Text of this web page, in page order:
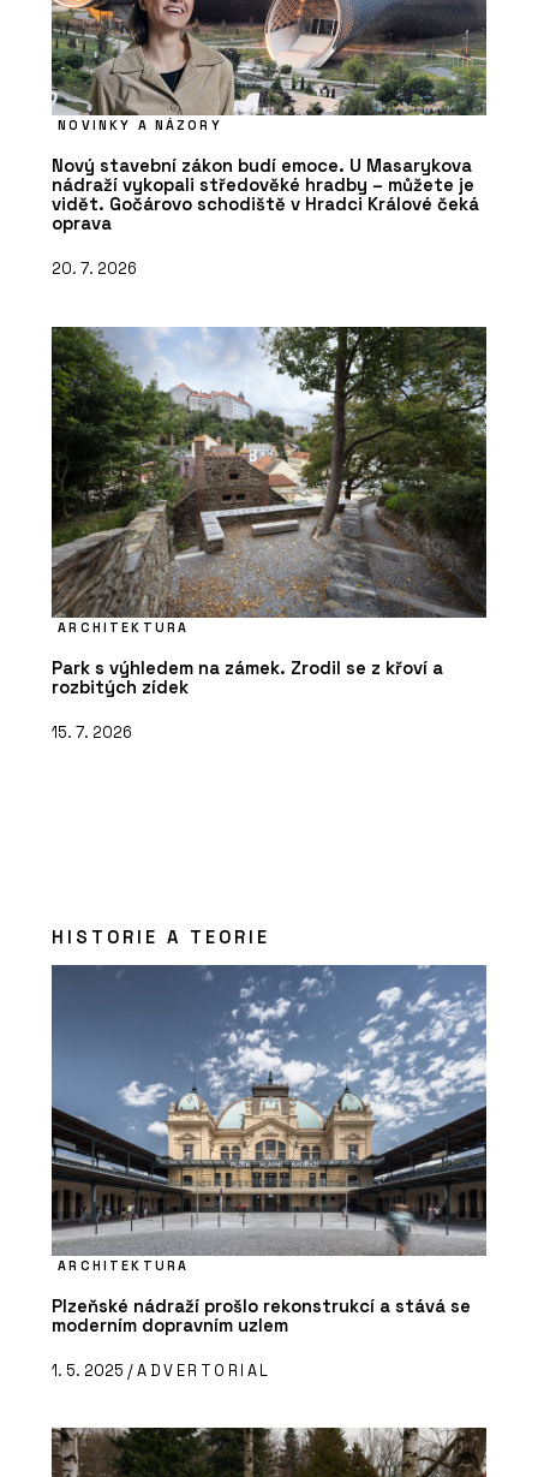
NOVINKY A NÁZORY
Nový stavební zákon budí emoce. U Masarykova
nádraží vykopali středověké hradby – můžete je
vidět. Gočárovo schodiště v Hradci Králové čeká
oprava
20. 7. 2026
ARCHITEKTURA
Park s výhledem na zámek. Zrodil se z křoví a
rozbitých zídek
15. 7. 2026
HISTORIE A TEORIE
ARCHITEKTURA
Plzeňské nádraží prošlo rekonstrukcí a stává se
moderním dopravním uzlem
1. 5. 2025 /ADVERTORIAL